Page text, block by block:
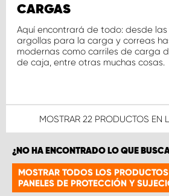
CARGAS
Aquí encontrará de todo: desde
argollas para la carga y correas
modernas como carriles de carga
de caja, entre otras muchas cosas.
MOSTRAR 22 PRODUCTOS EN
¿NO HA ENCONTRADO LO QUE
MOSTRAR TODOS LOS
PANELES DE PROTECCIÓN Y